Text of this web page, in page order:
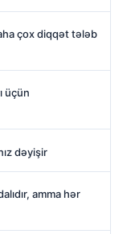
çox diqqət tələb
üçün
dəyişir
amma hər